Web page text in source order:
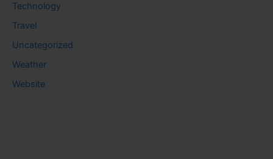
Technology
Travel
Uncategorized
Weather
Website